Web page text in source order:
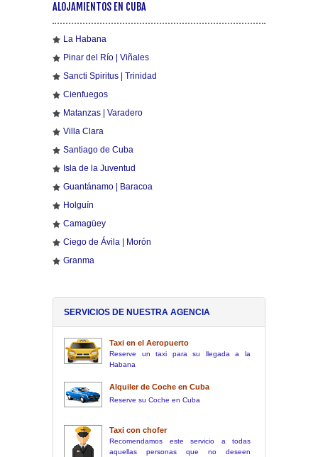
ALOJAMIENTOS EN CUBA
La Habana
Pinar del Río | Viñales
Sancti Spiritus | Trinidad
Cienfuegos
Matanzas | Varadero
Villa Clara
Santiago de Cuba
Isla de la Juventud
Guantánamo | Baracoa
Holguín
Camagüey
Ciego de Ávila | Morón
Granma
SERVICIOS DE NUESTRA AGENCIA
Taxi en el Aeropuerto
Reserve un taxi para su llegada a la
Habana
Alquiler de Coche en Cuba
Reserve su Coche en Cuba
Taxi con chofer
Recomendamos este servicio a todas
aquellas personas que no deseen